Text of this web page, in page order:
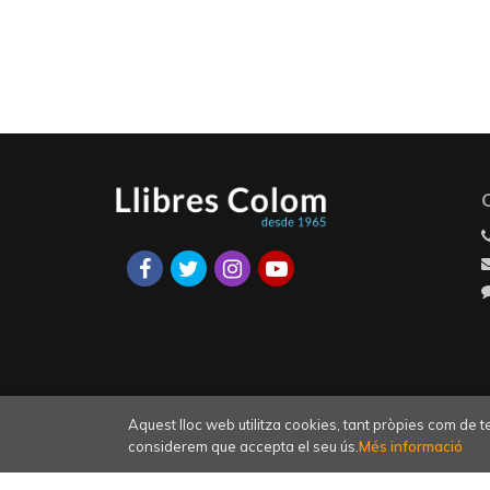
Aquest lloc web utilitza cookies, tant pròpies com de
considerem que accepta el seu ús.Més informació